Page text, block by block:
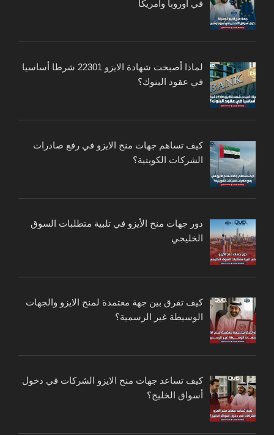
في أوروبا وأمريكا
لماذا أصبحت شهادة الايزو 22301 شرطا أساسيا
في عقود البنوك؟
كيف تساهم جهات منح الايزو في رفع صادرات
الشركات الكويتية؟
دور جهات منح الأيزو في تلبية متطلبات السوق
الخليجي
كيف تفرق بين جهة معتمدة لمنح الايزو والجهات
الوسيطة غير الرسمية؟
كيف تساعد جهات منح الايزو الشركات في دخول
أسواق الخليج؟